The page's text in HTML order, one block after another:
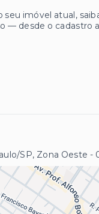
seu imóvel atual,
— desde o cadastro
SP, Zona Oeste -